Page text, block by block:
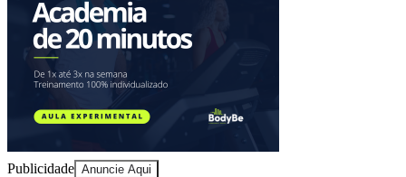
Publicidade Anuncie Aqui